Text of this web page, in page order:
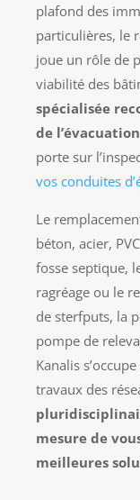
plafond des
particulières, le
joue un rôle de
viabilité des
spécialisée
de
porte sur
vos conduites
Le
béton, acier,
fosse septique,
ragréage ou le
de sterfputs, la
pompe de
Kanalis
travaux des
mesure de
meilleures